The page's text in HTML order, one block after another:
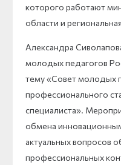
которого работают
области и
Александра
молодых педагогов
тему «Совет молодых
профессионального
специалиста».
обмена
актуальных вопросов
профессиональных